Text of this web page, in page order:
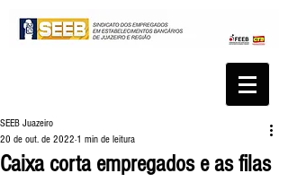
Caixa corta empregados e as filas
SEEB Juazeiro
20 de out. de 2022 1 min de leitura